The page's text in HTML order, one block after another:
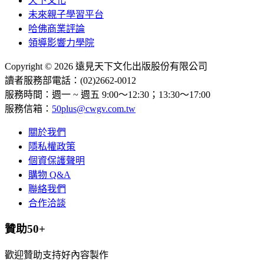
未來親子學習平台
哈佛商業評論
領導影響力學院
Copyright © 2026 遠見天下文化出版股份有限公司
讀者服務部電話：(02)2662-0012
服務時間：週一 ~ 週五 9:00～12:30；13:30～17:00
服務信箱： 50plus@cwgv.com.tw
關於我們
隱私權政策
個資保護聲明
購物 Q&A
聯絡我們
合作洽談
贊助50+
歡迎贊助支持好內容製作